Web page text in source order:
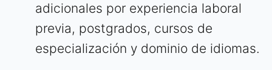
adicionales por experiencia laboral
previa, postgrados, cursos de
especialización y dominio de idiomas.